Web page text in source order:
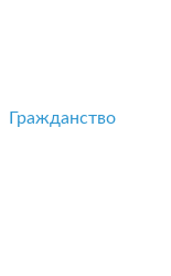
Гражданство